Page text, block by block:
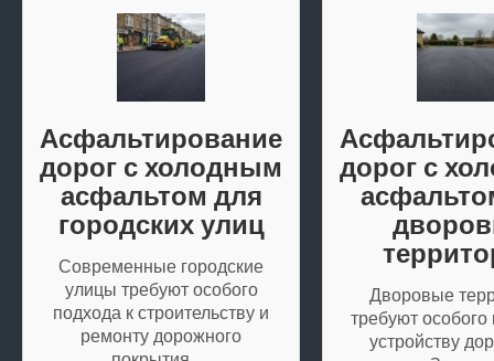
Асфальтирование
дорог с холодным
асфальтом для
городских улиц
Современные городские
улицы требуют особого
подхода к строительству и
ремонту дорожного
дорог с
Дворовые
требуют особого
устройству